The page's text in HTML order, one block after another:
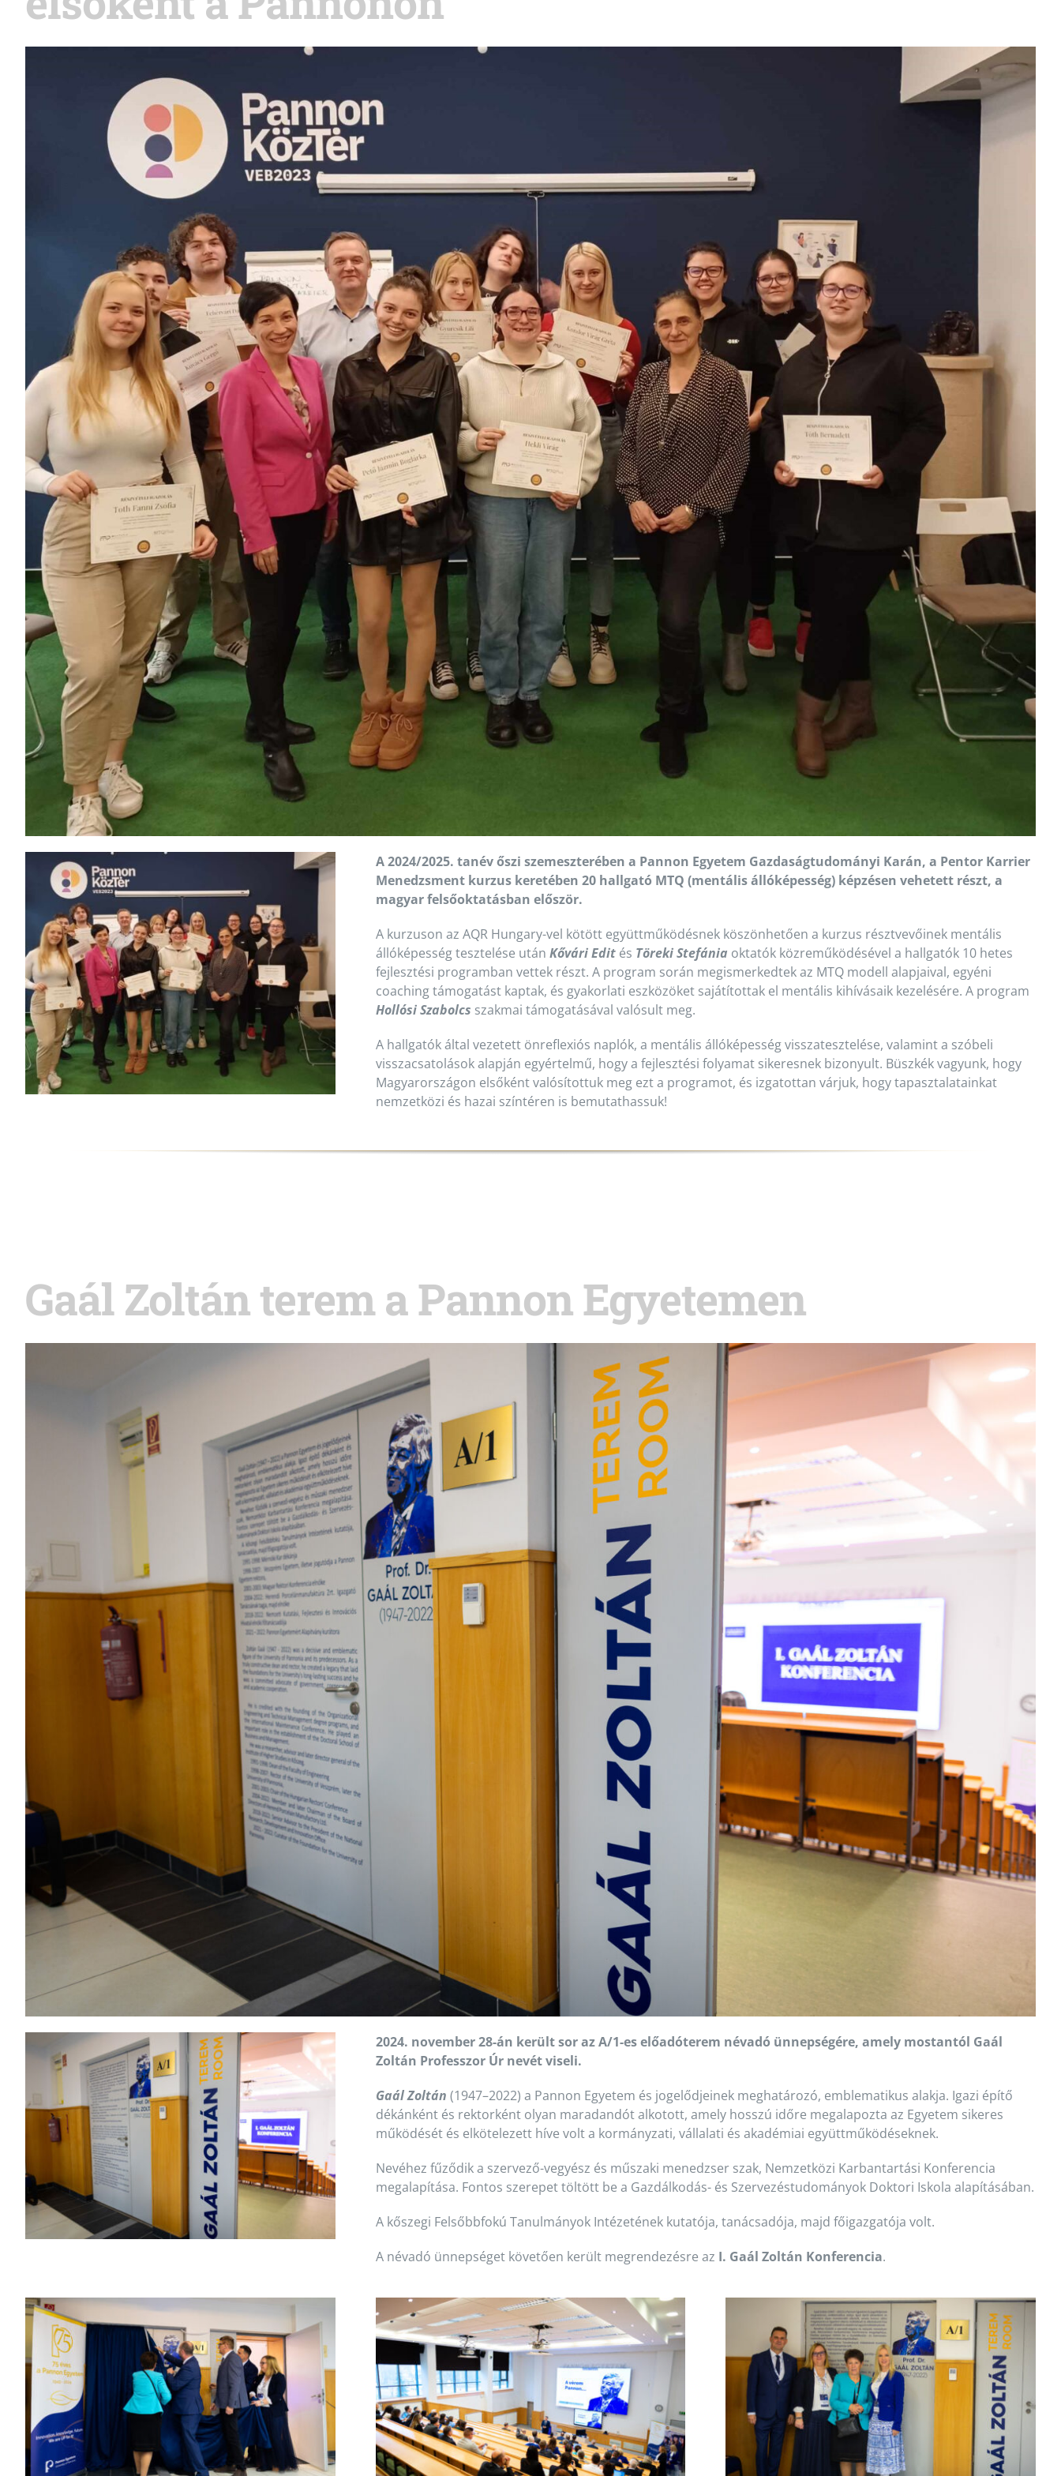
A 2024/2025. tanév őszi szemeszterében a Pannon Egyetem Gazdaságtudományi Karán, a Pentor Karrier
Menedzsment kurzus keretében 20 hallgató MTQ (mentális állóképesség) képzésen vehetett részt, a
magyar felsőoktatásban először.
A kurzuson az AQR Hungary-vel kötött együttműködésnek köszönhetően a kurzus résztvevőinek mentális
állóképesség tesztelése után Kővári Edit és Töreki Stefánia oktatók közreműködésével a hallgatók 10 hetes
fejlesztési programban vettek részt. A program során megismerkedtek az MTQ modell alapjaival, egyéni
coaching támogatást kaptak, és gyakorlati eszközöket sajátítottak el mentális kihívásaik kezelésére. A program
Hollósi Szabolcs szakmai támogatásával valósult meg.
A hallgatók által vezetett önreflexiós naplók, a mentális állóképesség visszatesztelése, valamint a szóbeli
visszacsatolások alapján egyértelmű, hogy a fejlesztési folyamat sikeresnek bizonyult. Büszkék vagyunk, hogy
Magyarországon elsőként valósítottuk meg ezt a programot, és izgatottan várjuk, hogy tapasztalatainkat
nemzetközi és hazai színtéren is bemutathassuk!
Gaál Zoltán terem a Pannon Egyetemen
2024. november 28-án került sor az A/1-es előadóterem névadó ünnepségére, amely mostantól Gaál
Zoltán Professzor Úr nevét viseli.
Gaál Zoltán (1947–2022) a Pannon Egyetem és jogelődjeinek meghatározó, emblematikus alakja. Igazi építő
dékánként és rektorként olyan maradandót alkotott, amely hosszú időre megalapozta az Egyetem sikeres
működését és elkötelezett híve volt a kormányzati, vállalati és akadémiai együttműködéseknek.
Nevéhez fűződik a szervező-vegyész és műszaki menedzser szak, Nemzetközi Karbantartási Konferencia
megalapítása. Fontos szerepet töltött be a Gazdálkodás- és Szervezéstudományok Doktori Iskola alapításában.
A kőszegi Felsőbbfokú Tanulmányok Intézetének kutatója, tanácsadója, majd főigazgatója volt.
A névadó ünnepséget követően került megrendezésre az I. Gaál Zoltán Konferencia.